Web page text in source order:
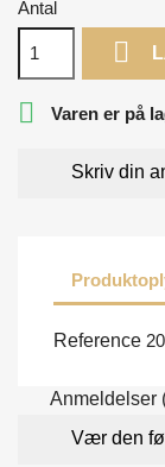
Antal

 Varen er på
Skriv din
Reference
Anmeldelser
Vær den